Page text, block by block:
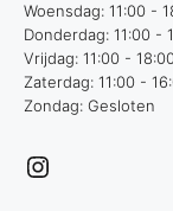
Woensdag: 11:00 -
Donderdag: 11:00 -
Vrijdag: 11:00 -
Zaterdag: 11:00 -
Zondag: Gesloten
Instagram